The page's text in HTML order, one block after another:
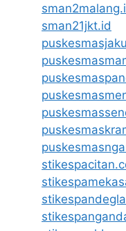
sman21jkt.id